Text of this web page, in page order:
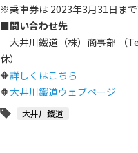
※乗車券は 2023年3月31日ま
■問い合わせ先
大井川鐵道（株）商事部 （
休）
🔶詳しくはこちら
🔶大井川鐵道ウェブページ
大井川鐵道